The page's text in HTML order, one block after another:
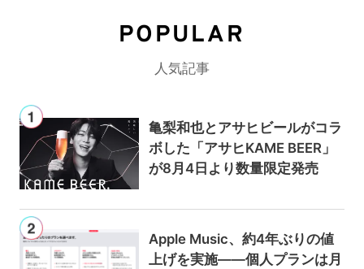
POPULAR
人気記事
亀梨和也とアサヒビールがコラ
ボした「アサヒKAME BEER」
が8月4日より数量限定発売
Apple Music、約4年ぶりの値
上げを実施——個人プランは月